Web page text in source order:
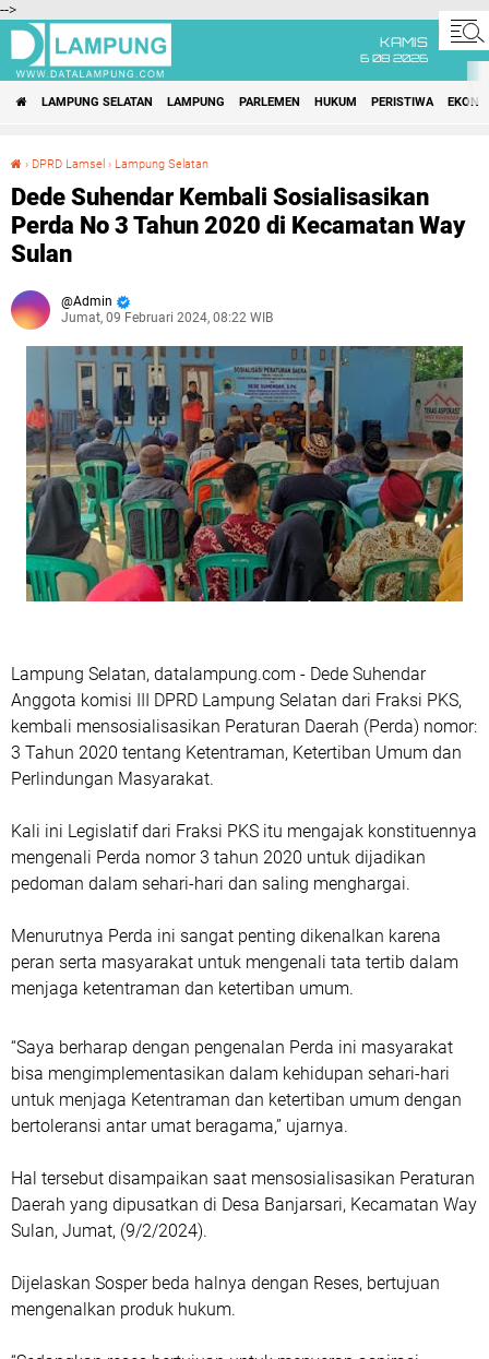
-->
KAMIS
6 08 2026
LAMPUNG SELATAN LAMPUNG PARLEMEN HUKUM PERISTIWA
› DPRD Lamsel › Lampung Selatan
Dede Suhendar Kembali Sosialisasikan
Perda No 3 Tahun 2020 di Kecamatan Way
Sulan
Admin
Jumat, 09 Februari 2024, 08:22 WIB
Lampung Selatan, datalampung.com - Dede Suhendar
Anggota komisi III DPRD Lampung Selatan dari Fraksi PKS,
kembali mensosialisasikan Peraturan Daerah (Perda) nomor:
3 Tahun 2020 tentang Ketentraman, Ketertiban Umum dan
Perlindungan Masyarakat.
Kali ini Legislatif dari Fraksi PKS itu mengajak konstituennya
mengenali Perda nomor 3 tahun 2020 untuk dijadikan
pedoman dalam sehari-hari dan saling menghargai.
Menurutnya Perda ini sangat penting dikenalkan karena
peran serta masyarakat untuk mengenali tata tertib dalam
menjaga ketentraman dan ketertiban umum.
“Saya berharap dengan pengenalan Perda ini masyarakat
bisa mengimplementasikan dalam kehidupan sehari-hari
untuk menjaga Ketentraman dan ketertiban umum dengan
bertoleransi antar umat beragama,” ujarnya.
Hal tersebut disampaikan saat mensosialisasikan Peraturan
Daerah yang dipusatkan di Desa Banjarsari, Kecamatan Way
Sulan, Jumat, (9/2/2024).
Dijelaskan Sosper beda halnya dengan Reses, bertujuan
mengenalkan produk hukum.